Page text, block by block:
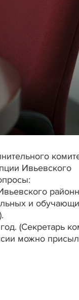
Ивьевского
и
(Секретарь
можно